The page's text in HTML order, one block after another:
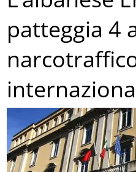
patteggia 4